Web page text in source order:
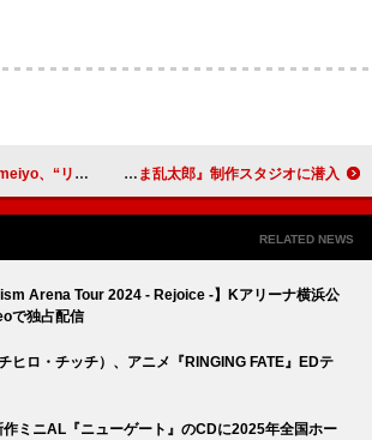
イブ「僕はPOPが大好きなんですね」 なにわ男子の大西流星＆藤原丈一郎、『劇場版 忍たま乱太郎』制作スタジオに潜入
RELATED NEWS
Arena Tour 2024 - Rejoice -】Kアリーナ横浜公
で独占配信
ヒロ・チッチ）、アニメ『RINGING FATE』EDテ
ミニAL『ニューゲート』のCDに2025年全国ホー